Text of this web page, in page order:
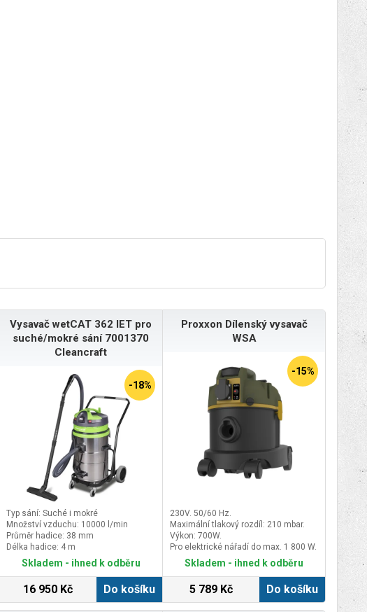
Vysavač wetCAT 362 IET pro
suché/mokré sání 7001370
Cleancraft
-18%
Typ sání: Suché i mokré
Množství vzduchu: 10000 l/min
Průměr hadice: 38 mm
Délka hadice: 4 m
Skladem - ihned k odběru
16 950 Kč Do košíku
Proxxon Dílenský vysavač
WSA
-15%
230V. 50/60 Hz.
Maximální tlakový rozdíl: 210 mbar.
Výkon: 700W.
Pro elektrické nářadí do max. 1 800 W.
Skladem - ihned k odběru
5 789 Kč Do košíku